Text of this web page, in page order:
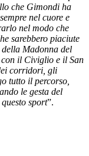
che Gimondi ha
nel cuore e
nel modo che
sarebbero piaciute
Madonna del
il Civiglio e il San
corridori, gli
tutto il percorso,
le gesta del
sport”.